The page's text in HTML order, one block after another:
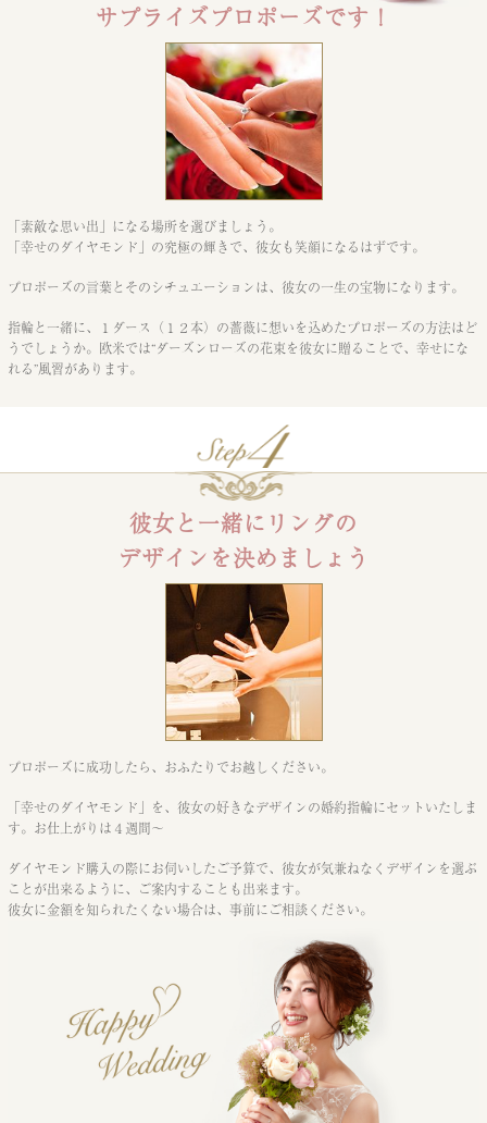
サプライズプロポーズです！
「素敵な思い出」になる場所を選びましょう。
「幸せのダイヤモンド」の究極の輝きで、彼女も笑顔になるはずです。
プロポーズの言葉とそのシチュエーションは、彼女の一生の宝物になります。
指輪と一緒に、１ダース（１２本）の薔薇に想いを込めたプロポーズの方法はど
うでしょうか。 欧米では“ダーズンローズの花束を彼女に贈ることで、 幸せにな
れる”風習があります。
彼女と一緒にリングの
デザインを決めましょう
プロポーズに成功したら、おふたりでお越しください。
「幸せのダイヤモンド」を、彼女の好きなデザインの婚約指輪にセットいたしま
す。 お仕上がりは４週間〜
ダイヤモンド購入の際にお伺いしたご予算で、 彼女が気兼ねなくデザインを選ぶ
ことが出来るように、ご案内することも出来ます。
彼女に金額を知られたくない場合は、事前にご相談ください。